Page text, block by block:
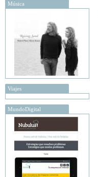
Música
Viajes
MundoDigital